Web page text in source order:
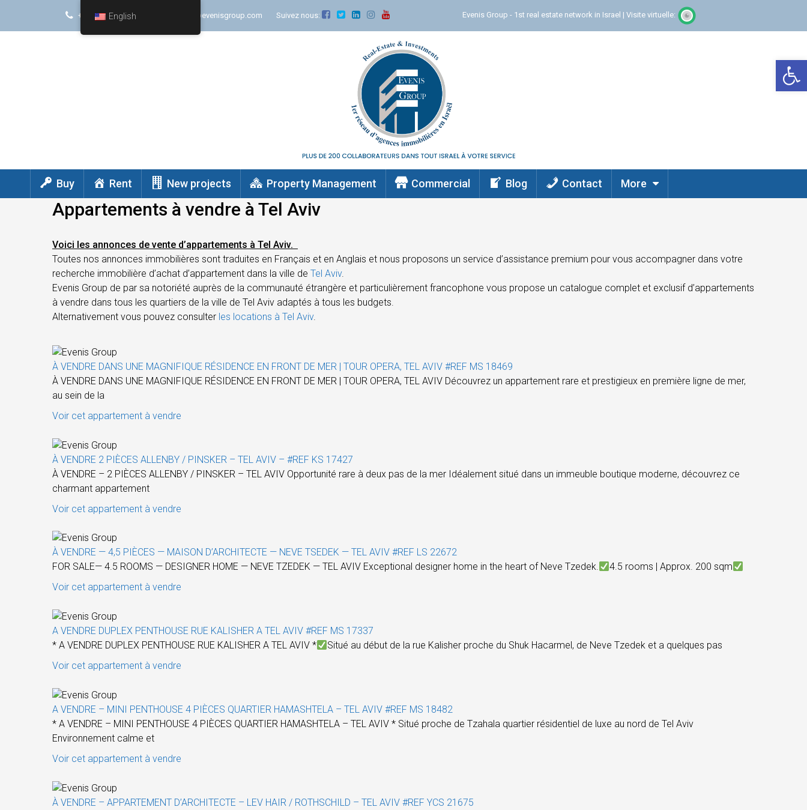
+(972) 747571578 contact@evenisgroup.com Suivez nous: Evenis Group - 1st real estate network in Israel | Visite virtuelle:
Buy Rent New projects Property Management Commercial Blog Contact More
Appartements à vendre à Tel Aviv
Voici les annonces de vente d’appartements à Tel Aviv.
Toutes nos annonces immobilières sont traduites en Français et en Anglais et nous proposons un service d’assistance premium pour vous accompagner dans votre
recherche immobilière d’achat d’appartement dans la ville de Tel Aviv.
Evenis Group de par sa notoriété auprès de la communauté étrangère et particulièrement francophone vous propose un catalogue complet et exclusif d’appartements
à vendre dans tous les quartiers de la ville de Tel Aviv adaptés à tous les budgets.
Alternativement vous pouvez consulter les locations à Tel Aviv.
À VENDRE DANS UNE MAGNIFIQUE RÉSIDENCE EN FRONT DE MER | TOUR OPERA, TEL AVIV #REF MS 18469
À VENDRE DANS UNE MAGNIFIQUE RÉSIDENCE EN FRONT DE MER | TOUR OPERA, TEL AVIV Découvrez un appartement rare et prestigieux en première ligne de mer,
au sein de la
Voir cet appartement à vendre
À VENDRE 2 PIÈCES ALLENBY / PINSKER – TEL AVIV – #REF KS 17427
À VENDRE – 2 PIÈCES ALLENBY / PINSKER – TEL AVIV Opportunité rare à deux pas de la mer Idéalement situé dans un immeuble boutique moderne, découvrez ce
charmant appartement
Voir cet appartement à vendre
À VENDRE — 4,5 PIÈCES — MAISON D’ARCHITECTE — NEVE TSEDEK — TEL AVIV #REF LS 22672
FOR SALE— 4.5 ROOMS — DESIGNER HOME — NEVE TZEDEK — TEL AVIV Exceptional designer home in the heart of Neve Tzedek.
4.5 rooms | Approx. 200 sqm
Voir cet appartement à vendre
A VENDRE DUPLEX PENTHOUSE RUE KALISHER A TEL AVIV #REF MS 17337
* A VENDRE DUPLEX PENTHOUSE RUE KALISHER A TEL AVIV *
Situé au début de la rue Kalisher proche du Shuk Hacarmel, de Neve Tzedek et a quelques pas
Voir cet appartement à vendre
A VENDRE – MINI PENTHOUSE 4 PIÈCES QUARTIER HAMASHTELA – TEL AVIV #REF MS 18482
* A VENDRE – MINI PENTHOUSE 4 PIÈCES QUARTIER HAMASHTELA – TEL AVIV * Situé proche de Tzahala quartier résidentiel de luxe au nord de Tel Aviv
Environnement calme et
Voir cet appartement à vendre
À VENDRE – APPARTEMENT D’ARCHITECTE – LEV HAIR / ROTHSCHILD – TEL AVIV #REF YCS 21675
English